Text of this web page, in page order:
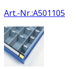
Art.-Nr.:A501105